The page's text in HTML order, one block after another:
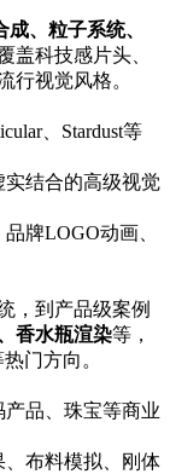
、粒子系统、
盖科技感片头、
行视觉风格。
、Stardust等
实结合的高级视觉
牌LOGO动画、
，到产品级案例
香水瓶渲染等，
门方向。
产品、珠宝等商业
、布料模拟、刚体